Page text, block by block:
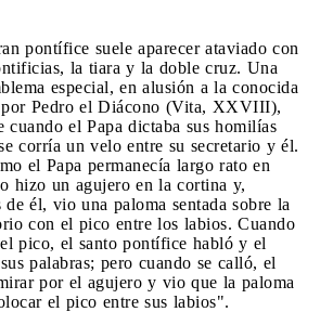
pontífice suele aparecer ataviado con
la tiara y la doble cruz. Una
especial, en alusión a la conocida
por Pedro el Diácono (Vita, XXVIII),
cuando el Papa dictaba sus homilías
corría un velo entre su secretario y él.
el Papa permanecía largo rato en
hizo un agujero en la cortina y,
él, vio una paloma sentada sobre la
con el pico entre los labios. Cuando
pico, el santo pontífice habló y el
palabras; pero cuando se calló, el
por el agujero y vio que la paloma
el pico entre sus labios".